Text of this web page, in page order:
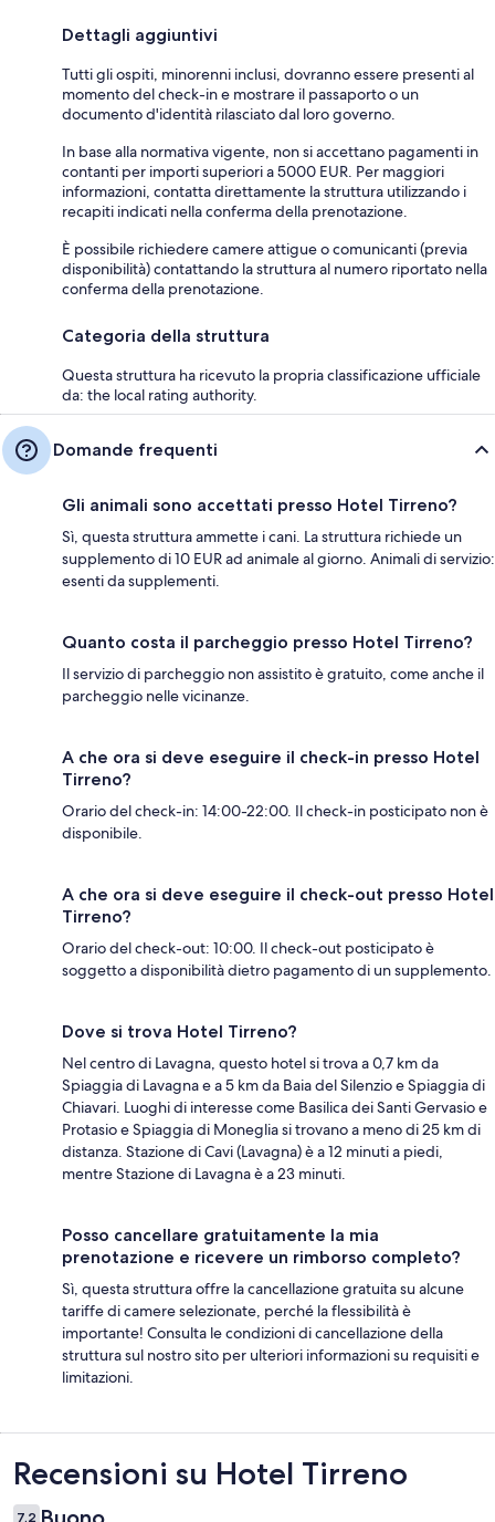
Dettagli aggiuntivi
Tutti gli ospiti, minorenni inclusi, dovranno essere presenti al
momento del check-in e mostrare il passaporto o un
documento d'identità rilasciato dal loro governo.
In base alla normativa vigente, non si accettano pagamenti in
contanti per importi superiori a 5000 EUR. Per maggiori
informazioni, contatta direttamente la struttura utilizzando i
recapiti indicati nella conferma della prenotazione.
È possibile richiedere camere attigue o comunicanti (previa
disponibilità) contattando la struttura al numero riportato nella
conferma della prenotazione.
Categoria della struttura
Questa struttura ha ricevuto la propria classificazione ufficiale
da: the local rating authority.
Domande frequenti
Gli animali sono accettati presso Hotel Tirreno?
Sì, questa struttura ammette i cani. La struttura richiede un
supplemento di 10 EUR ad animale al giorno. Animali di servizio:
esenti da supplementi.
Quanto costa il parcheggio presso Hotel Tirreno?
Il servizio di parcheggio non assistito è gratuito, come anche il
parcheggio nelle vicinanze.
A che ora si deve eseguire il check-in presso Hotel
Tirreno?
Orario del check-in: 14:00-22:00. Il check-in posticipato non è
disponibile.
A che ora si deve eseguire il check-out presso Hotel
Tirreno?
Orario del check-out: 10:00. Il check-out posticipato è
soggetto a disponibilità dietro pagamento di un supplemento.
Dove si trova Hotel Tirreno?
Nel centro di Lavagna, questo hotel si trova a 0,7 km da
Spiaggia di Lavagna e a 5 km da Baia del Silenzio e Spiaggia di
Chiavari. Luoghi di interesse come Basilica dei Santi Gervasio e
Protasio e Spiaggia di Moneglia si trovano a meno di 25 km di
distanza. Stazione di Cavi (Lavagna) è a 12 minuti a piedi,
mentre Stazione di Lavagna è a 23 minuti.
Posso cancellare gratuitamente la mia
prenotazione e ricevere un rimborso completo?
Sì, questa struttura offre la cancellazione gratuita su alcune
tariffe di camere selezionate, perché la flessibilità è
importante! Consulta le condizioni di cancellazione della
struttura sul nostro sito per ulteriori informazioni su requisiti e
limitazioni.
Recensioni
Recensioni su Hotel Tirreno
7,2